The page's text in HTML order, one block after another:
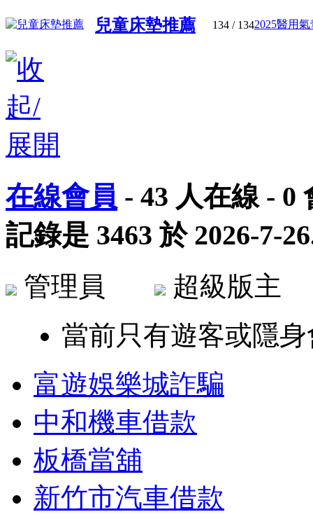
兒童床墊推薦 134 / 1342025醫用
在線會員 - 43 人在線 - 0
記錄是 3463 於 2026-7-26
管理員
超級版
當前只有遊客或隱
富遊娛樂城詐騙
中和機車借款
板橋當舖
新竹市汽車借款